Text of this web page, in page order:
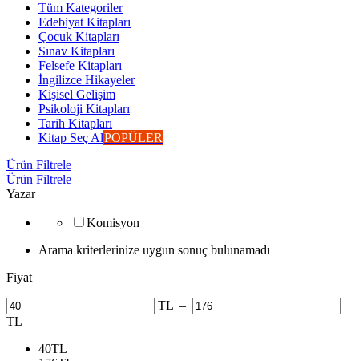
Tüm Kategoriler
Edebiyat Kitapları
Çocuk Kitapları
Sınav Kitapları
Felsefe Kitapları
İngilizce Hikayeler
Kişisel Gelişim
Psikoloji Kitapları
Tarih Kitapları
Kitap Seç AlPOPÜLER
Ürün Filtrele
Ürün Filtrele
Yazar
Komisyon
Arama kriterlerinize uygun sonuç bulunamadı
Fiyat
TL –
TL
40TL